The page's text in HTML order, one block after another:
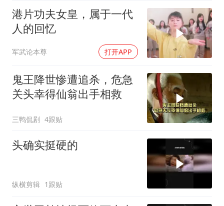
港片功夫女皇，属于一代
人的回忆
军武论本尊 打开APP
鬼王降世惨遭追杀，危急
关头幸得仙翁出手相救
三鸭侃剧 4跟贴
头确实挺硬的
纵横剪辑 1跟贴